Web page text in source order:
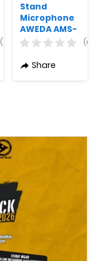
(0)
Stand
Microphone
AWEDA AMS-
4122TB
(0)
Share